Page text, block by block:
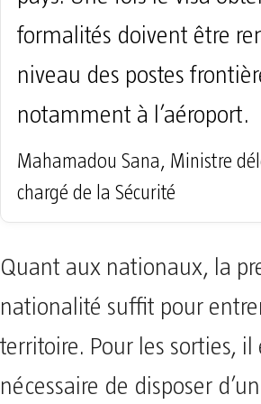
formalités doivent être
niveau des postes
notamment à l’aéroport.
Mahamadou Sana, Ministre
chargé de la Sécurité
Quant aux nationaux, la
nationalité suffit pour
territoire. Pour les sorties, il
nécessaire de disposer